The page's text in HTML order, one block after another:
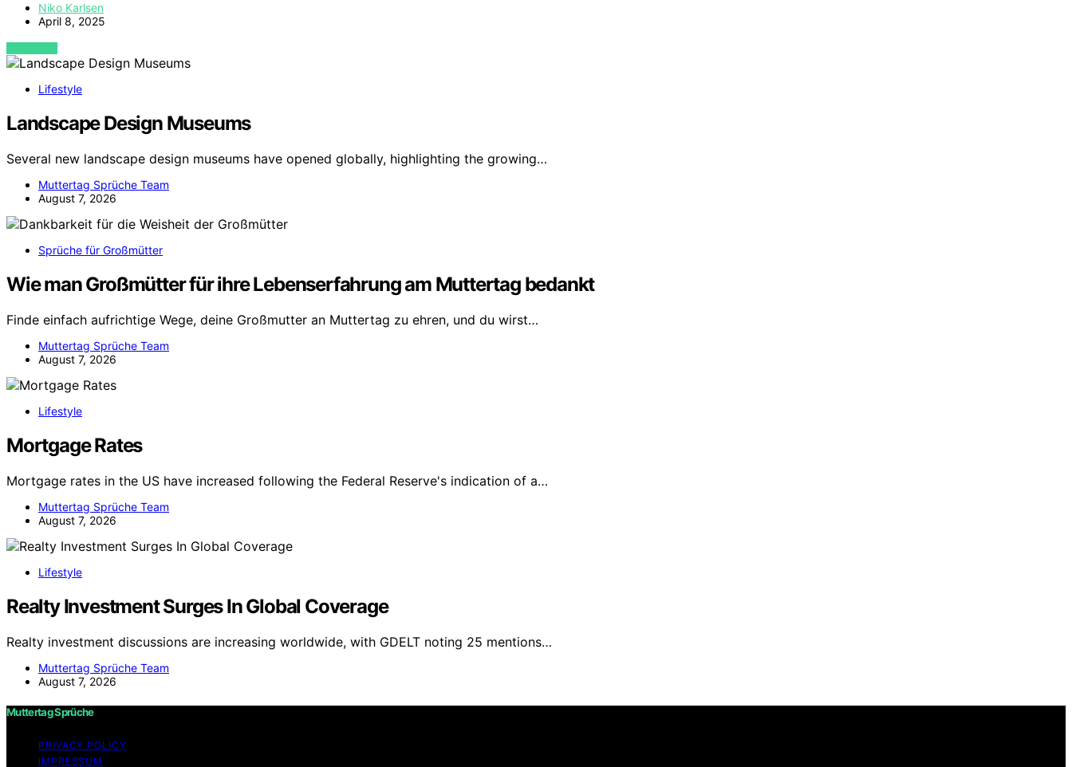
Niko Karlsen
April 8, 2025
VIEW POST
Lifestyle
Landscape Design Museums
Several new landscape design museums have opened globally, highlighting the growing…
Muttertag Sprüche Team
August 7, 2026
Sprüche für Großmütter
Wie man Großmütter für ihre Lebenserfahrung am Muttertag bedankt
Finde einfach aufrichtige Wege, deine Großmutter an Muttertag zu ehren, und du wirst…
Muttertag Sprüche Team
August 7, 2026
Lifestyle
Mortgage Rates
Mortgage rates in the US have increased following the Federal Reserve's indication of a…
Muttertag Sprüche Team
August 7, 2026
Lifestyle
Realty Investment Surges In Global Coverage
Realty investment discussions are increasing worldwide, with GDELT noting 25 mentions…
Muttertag Sprüche Team
August 7, 2026
Muttertag Sprüche
PRIVACY POLICY
IMPRESSUM